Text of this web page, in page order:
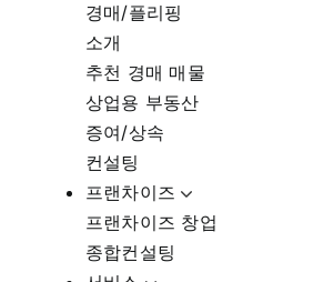
경매/플리핑
소개
추천 경매 매물
상업용 부동산
증여/상속
컨설팅
프랜차이즈
프랜차이즈 창업
종합컨설팅